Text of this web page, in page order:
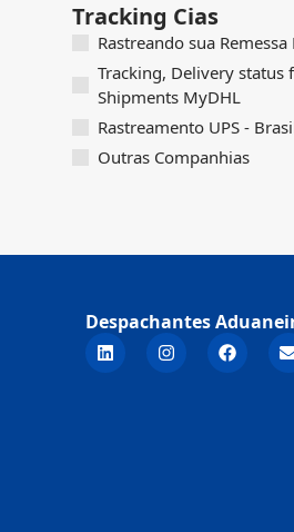
Tracking Cias
Rastreando sua Remessa
Tracking, Delivery status
Shipments MyDHL
Rastreamento UPS -
Outras Companhias
Despachantes